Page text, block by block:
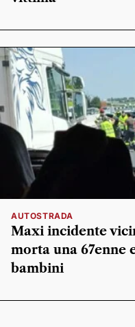
AUTOSTRADA
Maxi incidente
morta una 67enne
bambini